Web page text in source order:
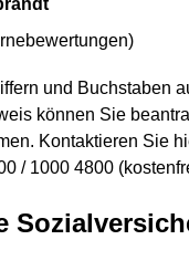
)
und Buchstaben
können Sie
Kontaktieren Sie
/ 1000 4800